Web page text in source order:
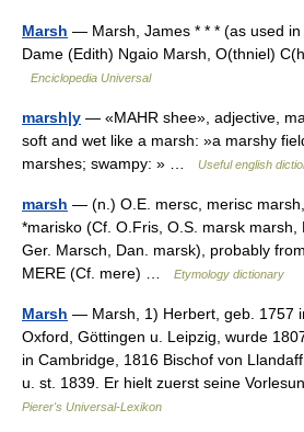
Marsh — Marsh, James * * * (as used in
Dame (Edith) Ngaio Marsh, O(thniel)
Enciclopedia Universal
marsh|y — «MAHR shee», adjective,
soft and wet like a marsh: »a marshy
marshes; swampy: » …
Useful english
marsh — (n.) O.E. mersc, merisc
*marisko (Cf. O.Fris, O.S. marsk marsh,
Ger. Marsch, Dan. marsk), probably
MERE (Cf. mere) …
Etymology dictionary
Marsh — Marsh, 1) Herbert, geb. 1757
Oxford, Göttingen u. Leipzig, wurde
in Cambridge, 1816 Bischof von
u. st. 1839. Er hielt zuerst seine
Pierer's Universal-Lexikon